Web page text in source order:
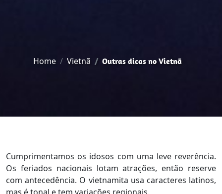
Home Vietnã Outras dicas no Vietnã
Cumprimentamos os idosos com uma leve reverência.
Os feriados nacionais lotam atrações, então reserve
com antecedência. O vietnamita usa caracteres latinos,